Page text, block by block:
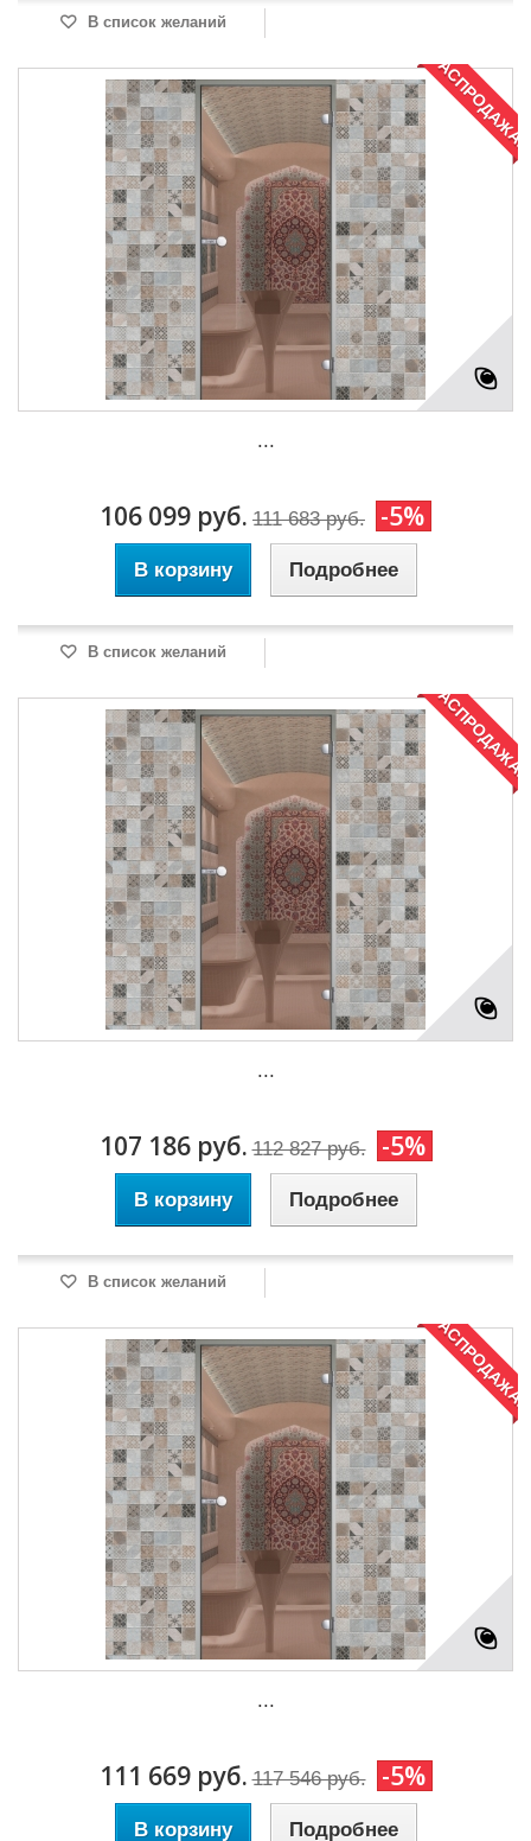
В список желаний
РАСПРОДАЖА!
...
106 099 руб. 111 683 руб. -5%
В корзину Подробнее
В список желаний
РАСПРОДАЖА!
...
107 186 руб. 112 827 руб. -5%
В корзину Подробнее
В список желаний
РАСПРОДАЖА!
...
111 669 руб. 117 546 руб. -5%
В корзину Подробнее